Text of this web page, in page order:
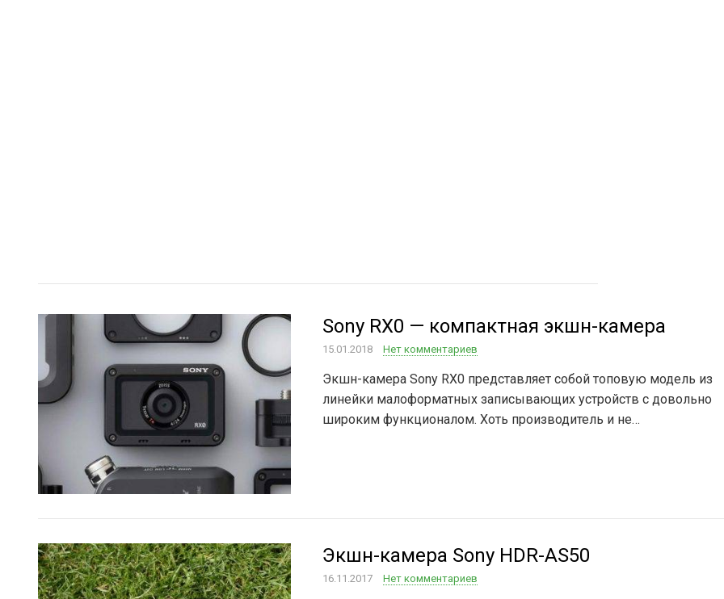
Sony RX0 — компактная экшн-камера
15.01.2018 Нет комментариев
Экшн-камера Sony RX0 представляет собой топовую модель из
линейки малоформатных записывающих устройств с довольно
широким функционалом. Хоть производитель и не…
Экшн-камера Sony HDR-AS50
16.11.2017 Нет комментариев